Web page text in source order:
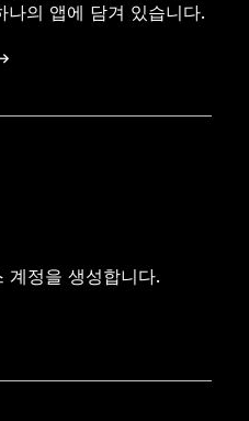
나의 앱에 담겨 있습니다.
계정을 생성합니다.